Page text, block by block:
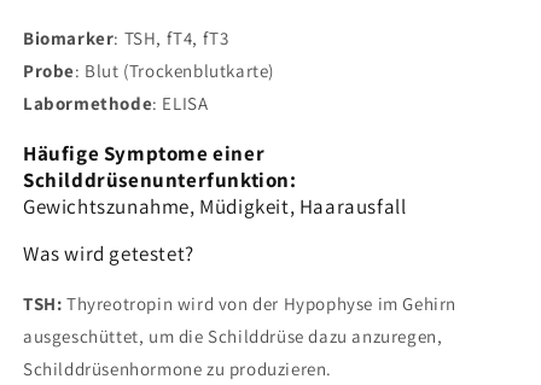
Biomarker: TSH, fT4, fT3
Probe: Blut (Trockenblutkarte)
Labormethode: ELISA
Häufige Symptome einer
Schilddrüsenunterfunktion:
Gewichtszunahme, Müdigkeit, Haarausfall
Was wird getestet?
TSH: Thyreotropin wird von der Hypophyse im Gehirn
ausgeschüttet, um die Schilddrüse dazu anzuregen,
Schilddrüsenhormone zu produzieren.